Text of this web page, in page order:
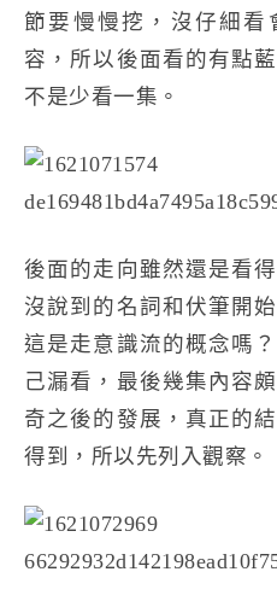
節要慢慢挖，沒仔細看
容，所以後面看的有點
不是少看一集。
後面的走向雖然還是看
沒說到的名詞和伏筆開
這是走意識流的概念嗎
己漏看，最後幾集內容
奇之後的發展，真正的
得到，所以先列入觀察。